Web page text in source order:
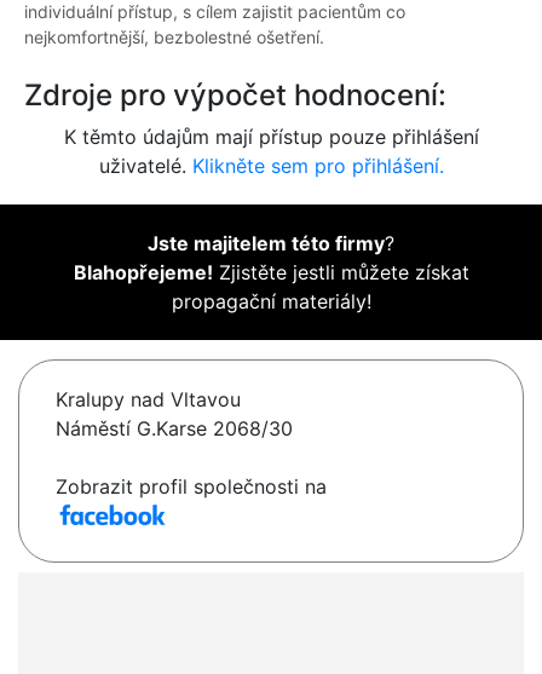
individuální přístup, s cílem zajistit pacientům co
nejkomfortnější, bezbolestné ošetření.
Zdroje pro výpočet hodnocení:
K těmto údajům mají přístup pouze přihlášení
uživatelé. Klikněte sem pro přihlášení.
Jste majitelem této firmy?
Blahopřejeme! Zjistěte jestli můžete získat
propagační materiály!
Kralupy nad Vltavou
Náměstí G.Karse 2068/30
Zobrazit profil společnosti na